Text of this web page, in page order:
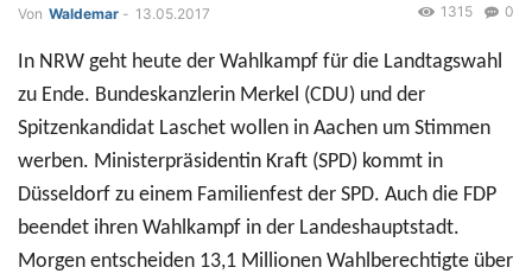
Von Waldemar - 13.05.2017 0
1315
In NRW geht heute der Wahlkampf für die Landtagswahl
zu Ende. Bundeskanzlerin Merkel (CDU) und der
Spitzenkandidat Laschet wollen in Aachen um Stimmen
werben. Ministerpräsidentin Kraft (SPD) kommt in
Düsseldorf zu einem Familienfest der SPD. Auch die FDP
beendet ihren Wahlkampf in der Landeshauptstadt.
Morgen entscheiden 13,1 Millionen Wahlberechtigte über